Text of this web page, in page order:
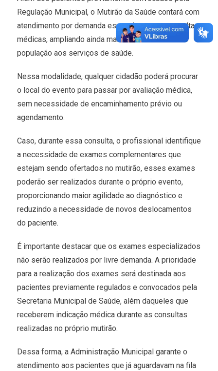
Regulação Municipal, o Mutirão da Saúde contará com
atendimento por demanda espontânea para consultas
médicas, ampliando ainda mais o acesso da
população aos serviços de saúde.
Nessa modalidade, qualquer cidadão poderá procurar
o local do evento para passar por avaliação médica,
sem necessidade de encaminhamento prévio ou
agendamento.
Caso, durante essa consulta, o profissional identifique
a necessidade de exames complementares que
estejam sendo ofertados no mutirão, esses exames
poderão ser realizados durante o próprio evento,
proporcionando maior agilidade ao diagnóstico e
reduzindo a necessidade de novos deslocamentos
do paciente.
É importante destacar que os exames especializados
não serão realizados por livre demanda. A prioridade
para a realização dos exames será destinada aos
pacientes previamente regulados e convocados pela
Secretaria Municipal de Saúde, além daqueles que
receberem indicação médica durante as consultas
realizadas no próprio mutirão.
Dessa forma, a Administração Municipal garante o
atendimento aos pacientes que já aguardavam na fila